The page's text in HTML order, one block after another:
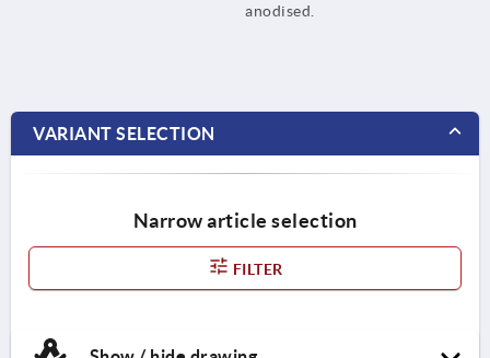
anodised.
VARIANT SELECTION
Narrow article selection
FILTER